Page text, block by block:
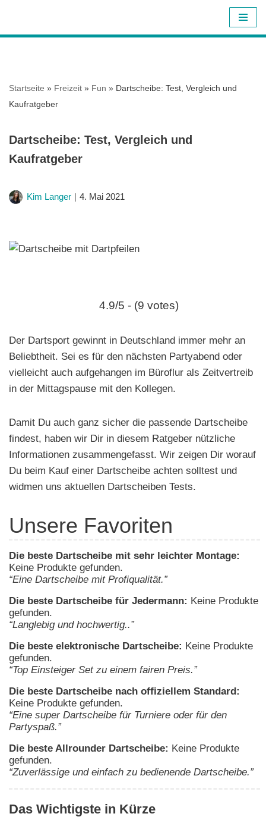
Z
l
t
p
n
Startseite » Freizeit » Fun » Dartscheibe: Test, Vergleich und
Kaufratgeber
Dartscheibe: Test, Vergleich und
Kaufratgeber
Kim Langer 4. Mai 2021
4.9/5 - (9 votes)
Der Dartsport gewinnt in Deutschland immer mehr an
Beliebtheit. Sei es für den nächsten Partyabend oder
vielleicht auch aufgehangen im Büroflur als Zeitvertreib
in der Mittagspause mit den Kollegen.
Damit Du auch ganz sicher die passende Dartscheibe
findest, haben wir Dir in diesem Ratgeber nützliche
Informationen zusammengefasst. Wir zeigen Dir worauf
Du beim Kauf einer Dartscheibe achten solltest und
widmen uns aktuellen Dartscheiben Tests.
Unsere Favoriten
Die beste Dartscheibe mit sehr leichter Montage:
Keine Produkte gefunden.
“Eine Dartscheibe mit Profiqualität.”
Die beste Dartscheibe für Jedermann: Keine Produkte
gefunden.
“Langlebig und hochwertig..”
Die beste elektronische Dartscheibe: Keine Produkte
gefunden.
“Top Einsteiger Set zu einem fairen Preis.”
Die beste Dartscheibe nach offiziellem Standard:
Keine Produkte gefunden.
“Eine super Dartscheibe für Turniere oder für den
Partyspaß.”
Die beste Allrounder Dartscheibe: Keine Produkte
gefunden.
“Zuverlässige und einfach zu bedienende Dartscheibe.”
Das Wichtigste in Kürze